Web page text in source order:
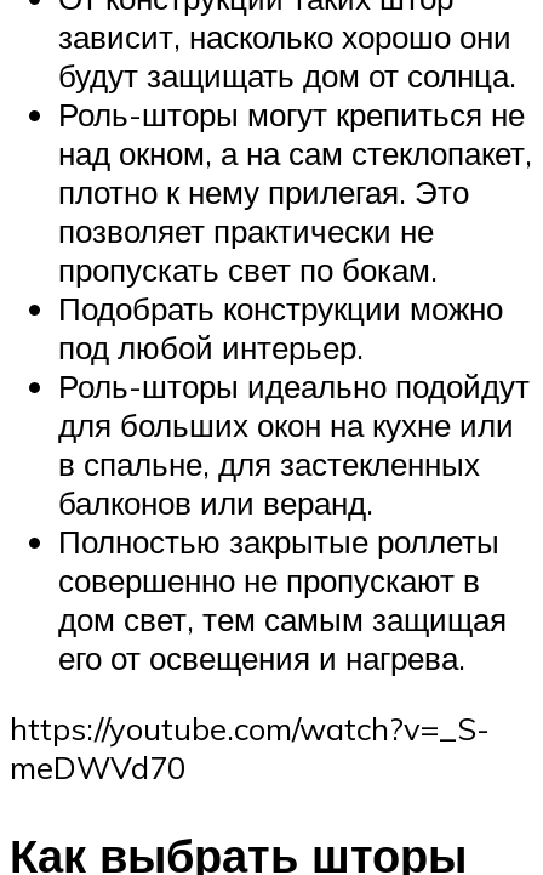
зависит, насколько хорошо они
будут защищать дом от солнца.
Роль-шторы могут крепиться не
над окном, а на сам стеклопакет,
плотно к нему прилегая. Это
позволяет практически не
пропускать свет по бокам.
Подобрать конструкции можно
под любой интерьер.
Роль-шторы идеально подойдут
для больших окон на кухне или
в спальне, для застекленных
балконов или веранд.
Полностью закрытые роллеты
совершенно не пропускают в
дом свет, тем самым защищая
его от освещения и нагрева.
https://youtube.com/watch?v=_S-
meDWVd70
Как выбрать шторы